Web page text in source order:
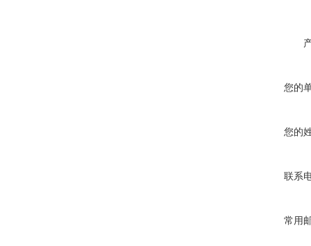
您的
您的
联系
常用